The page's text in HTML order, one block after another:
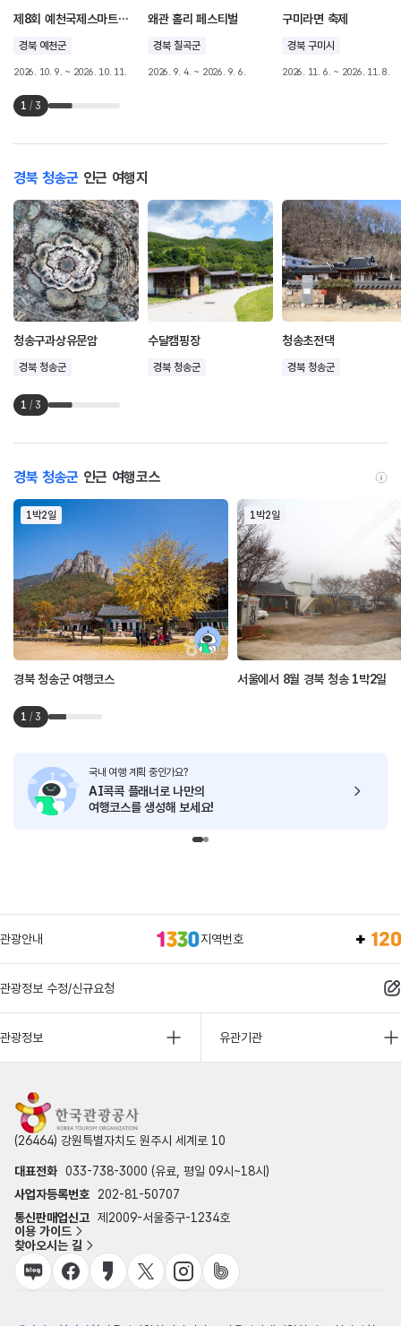
제8회 예천국제스마트폰영화제
경북 예천군
2026. 10. 9. ~ 2026. 10. 11.
왜관 홀리 페스티벌
경북 칠곡군
2026. 9. 4. ~ 2026. 9. 6.
구미라면 축제
경북 구미시
2026. 11. 6. ~ 2026. 11. 8.
1 / 3
경북 청송군 인근 여행지
청송구과상유문암
경북 청송군
수달캠핑장
경북 청송군
청송초전댁
경북 청송군
1 / 3
경북 청송군 인근 여행코스
1박2일
경북 청송군 여행코스
1박2일
서울에서 8월 경북 청송 1박2일
1 / 3
국내 여행 계획 중인가요?
AI콕콕 플래너로 나만의
여행코스를 생성해 보세요!
관광안내 지역번호
관광정보 수정/신규요청
관광정보 유관기관
(26464) 강원특별자치도 원주시 세계로 10
대표전화 033-738-3000 (유료, 평일 09시~18시)
사업자등록번호 202-81-50707
통신판매업신고 제2009-서울중구-1234호
이용 가이드
찾아오시는 길